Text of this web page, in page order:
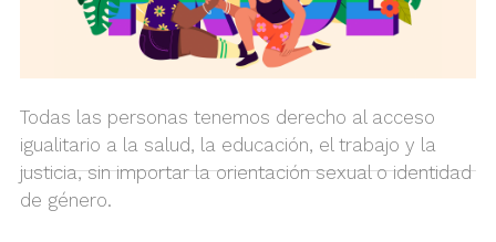
Todas las personas tenemos derecho al acceso
igualitario a la salud, la educación, el trabajo y la
justicia, sin importar la orientación sexual o identidad
de género.